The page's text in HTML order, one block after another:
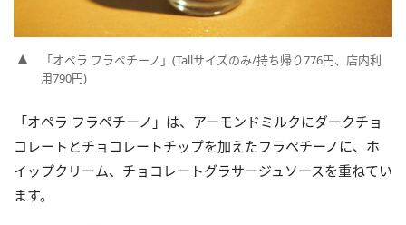
「オペラ フラペチーノ」(Tallサイズのみ/持ち帰り776円、店内利
用790円)
「オペラ フラペチーノ」は、アーモンドミルクにダークチョ
コレートとチョコレートチップを加えたフラペチーノに、ホ
イップクリーム、チョコレートグラサージュソースを重ねてい
ます。